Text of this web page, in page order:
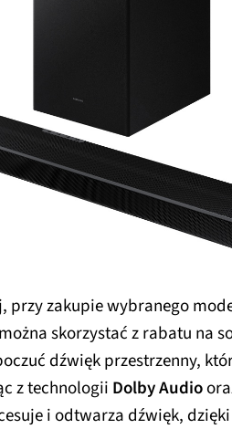
przy zakupie wybranego
skorzystać z rabatu na
dźwięk przestrzenny,
z technologii Dolby Audio
i odtwarza dźwięk,